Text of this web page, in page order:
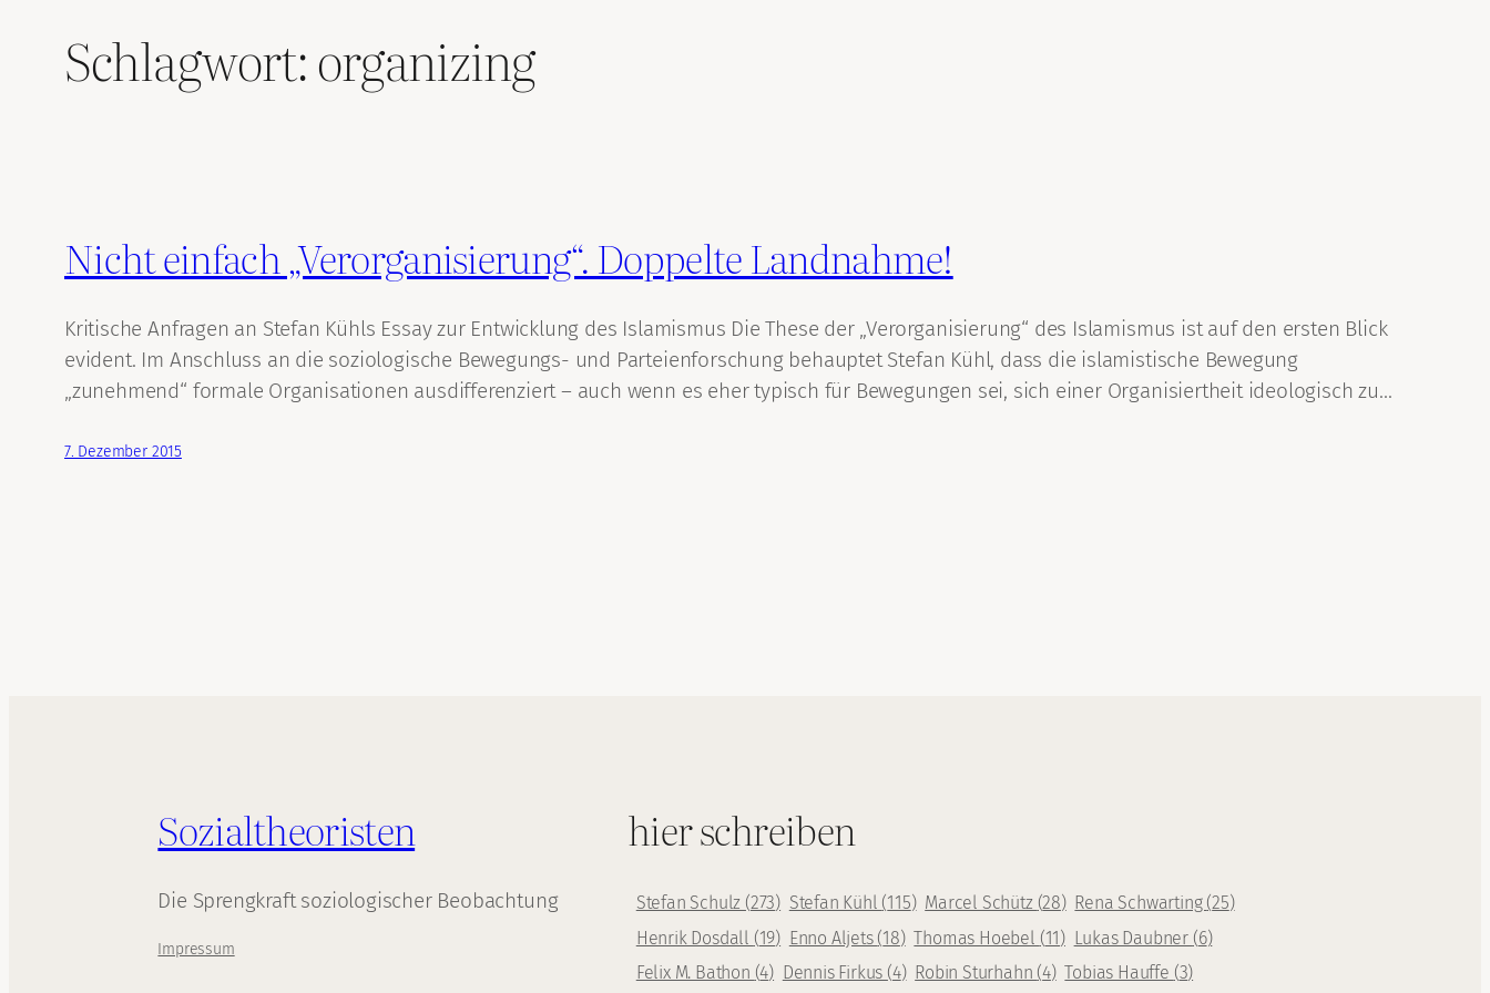
Schlagwort:organizing
Nicht einfach „Verorganisierung“. Doppelte Landnahme!
Kritische Anfragen an Stefan Kühls Essay zur Entwicklung des Islamismus Die These der „Verorganisierung“ des Islamismus ist auf den ersten Blick
evident. Im Anschluss an die soziologische Bewegungs- und Parteienforschung behauptet Stefan Kühl, dass die islamistische Bewegung
„zunehmend“ formale Organisationen ausdifferenziert – auch wenn es eher typisch für Bewegungen sei, sich einer Organisiertheit ideologisch zu…
7. Dezember 2015
Sozialtheoristen
Die Sprengkraft soziologischer Beobachtung
Impressum
hier schreiben
Stefan Schulz (273) Stefan Kühl (115) Marcel Schütz (28) Rena Schwarting (25)
Henrik Dosdall (19) Enno Aljets (18) Thomas Hoebel (11) Lukas Daubner (6)
Felix M. Bathon (4) Dennis Firkus (4) Robin Sturhahn (4) Tobias Hauffe (3)